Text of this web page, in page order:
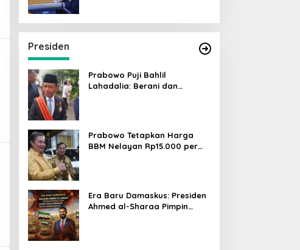
Presiden
Prabowo Puji Bahlil
Lahadalia: Berani dan
Prabowo Tetapkan Harga
BBM Nelayan Rp15.000 per
Era Baru Damaskus: Presiden
Ahmed al-Sharaa Pimpin